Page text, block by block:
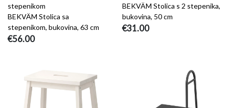
stepenikom
BEKVÄM Stolica sa
stepenikom, bukovina, 63 cm
€56.00
BEKVÄM Stolica s 2 stepenika,
bukovina, 50 cm
€31.00